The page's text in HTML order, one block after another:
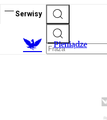
Serwisy
Pieniądze